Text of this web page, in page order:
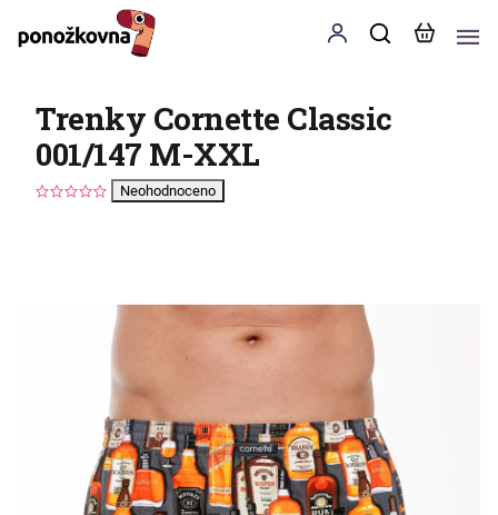
Trenky Cornette Classic
001/147 M-XXL
Neohodnoceno